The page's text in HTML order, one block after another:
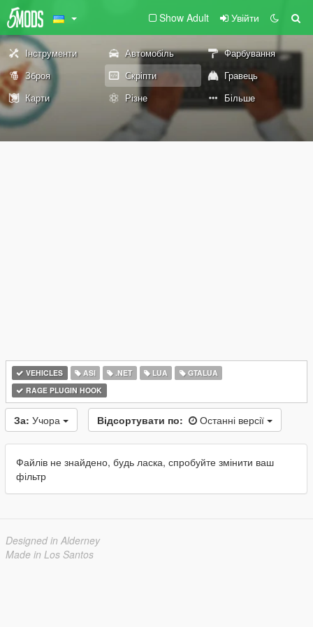
Show Adult Увійти
Інструменти Автомобіль
Фарбування
Зброя
Скріпти
Гравець
Карти
Різне Більше
VEHICLES ASI .NET LUA
GTALUA
RAGE PLUGIN HOOK
За: Учора Відсортувати по: Останні версії
Файлів не знайдено, будь ласка, спробуйте змінити ваш
фільтр
Designed in Alderney
Made in Los Santos